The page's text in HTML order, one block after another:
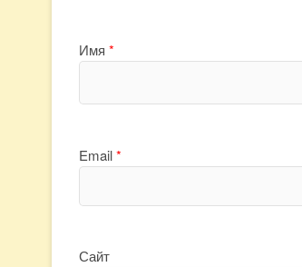
Имя *
Email*
Сайт